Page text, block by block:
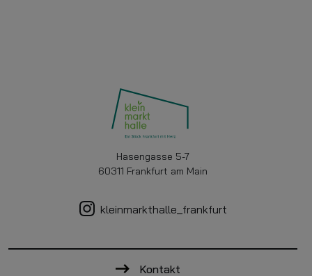
Hasengasse 5-7
60311 Frankfurt am Main
kleinmarkthalle_frankfurt
Kontakt